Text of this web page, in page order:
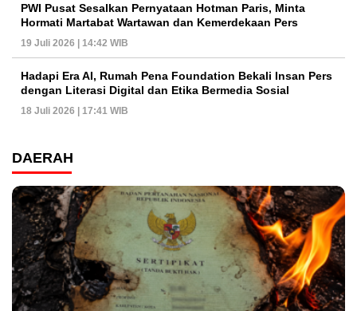
PWI Pusat Sesalkan Pernyataan Hotman Paris, Minta
Hormati Martabat Wartawan dan Kemerdekaan Pers
19 Juli 2026 | 14:42 WIB
Hadapi Era AI, Rumah Pena Foundation Bekali Insan Pers
dengan Literasi Digital dan Etika Bermedia Sosial
18 Juli 2026 | 17:41 WIB
DAERAH